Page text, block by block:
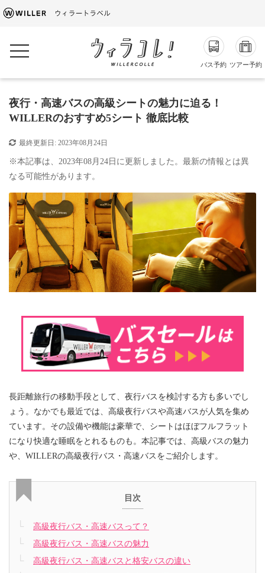
バス予約 ツアー予約
toggle navigation
夜行・高速バスの高級シートの魅力に迫る！
WILLERのおすすめ5シート 徹底比較
最終更新日: 2023年08月24日
※本記事は、2023年08月24日に更新しました。最新の情報とは異
なる可能性があります。
長距離旅行の移動手段として、夜行バスを検討する方も多いでし
ょう。なかでも最近では、高級夜行バスや高速バスが人気を集め
ています。その設備や機能は豪華で、シートはほぼフルフラット
になり快適な睡眠をとれるものも。本記事では、高級バスの魅力
や、WILLERの高級夜行バス・高速バスをご紹介します。
目次
高級夜行バス・高速バスって？
高級夜行バス・高速バスの魅力
高級夜行バス・高速バスと格安バスの違い